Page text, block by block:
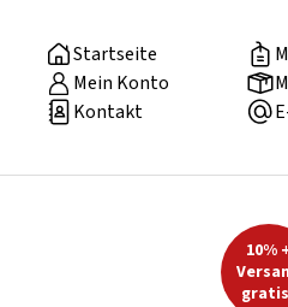
Startseite
Mein Konto
Kontakt
10% +